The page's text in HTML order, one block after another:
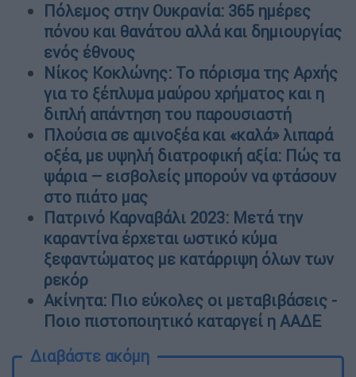
Πόλεμος στην Ουκρανία: 365 ημέρες
πόνου και θανάτου αλλά και δημιουργίας
ενός έθνους
Νίκος Κοκλώνης: Το πόρισμα της Αρχής
για το ξέπλυμα μαύρου χρήματος και η
διπλή απάντηση του παρουσιαστή
Πλούσια σε αμινοξέα και «καλά» λιπαρά
οξέα, με υψηλή διατροφική αξία: Πώς τα
ψάρια – εισβολείς μπορούν να φτάσουν
στο πιάτο μας
Πατρινό Καρναβάλι 2023: Μετά την
καραντίνα έρχεται ωστικό κύμα
ξεφαντώματος με κατάρριψη όλων των
ρεκόρ
Ακίνητα: Πιο εύκολες οι μεταβιβάσεις -
Ποιο πιστοποιητικό καταργεί η ΑΑΔΕ
Διαβάστε ακόμη